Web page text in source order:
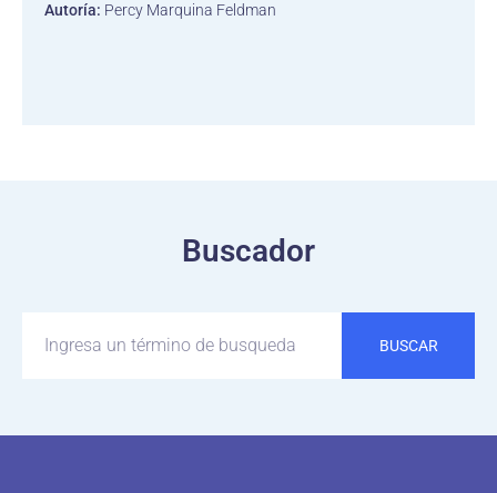
Autoría: Percy Marquina Feldman
Buscador
BUSCAR